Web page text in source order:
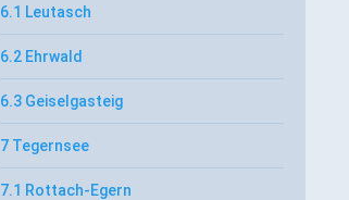
6.1 Leutasch
6.2 Ehrwald
6.3 Geiselgasteig
7 Tegernsee
7.1 Rottach-Egern